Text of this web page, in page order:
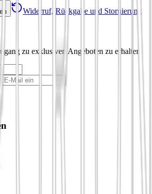
Widerruf, Rückgabe und Stornierung
zu exklusiven Angeboten zu erhalten